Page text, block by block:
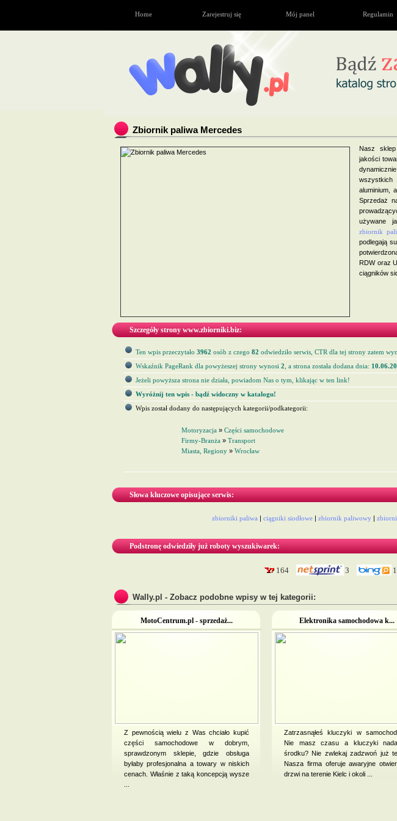
Home Zarejestruj się Mój panel Regulamin
Zbiornik paliwa Mercedes
Nasz
jakości
wszystkich
aluminium,
Sprzedaż
używane
zbiornik
podlegają
RDW oraz
ciągników
Szczegóły strony www.zbiorniki.biz:
Ten wpis przeczytało 3962 osób z czego 82 odwiedziło serwis, CTR dla tej strony zatem
Wskaźnik PageRank dla powyżeszej strony wynosi 2 , a strona została dodana dnia:
Jeżeli powyższa strona nie działa, powiadom Nas o tym, klikając w ten link!
Wyróżnij ten wpis - bądź widoczny w katalogu!
Wpis został dodany do następujących kategorii/podkategorii:
Motoryzacja » Części samochodowe
Firmy-Branża » Transport
Miasta, Regiony » Wrocław
Słowa kluczowe opisujące serwis:
zbiorniki paliwa | ciągniki siodłowe | zbiornik paliwowy |
Podstronę odwiedziły już roboty wyszukiwarek:
164 3
Wally.pl - Zobacz podobne wpisy w tej kategorii:
MotoCentrum.pl - sprzedaż...
Z pewnością wielu z Was chciało kupić
części samochodowe w dobrym,
sprawdzonym sklepie, gdzie obsługa
byłaby profesjonalna a towary w niskich
cenach. Właśnie z taką koncepcją wysze
...
Elektronika samochodowa k...
Zatrzasnąłeś kluczyki w
Nie masz czasu a kluczyki
środku? Nie zwlekaj zadzwoń już
Nasza firma oferuje awaryjne
drzwi na terenie Kielc i okoli ...